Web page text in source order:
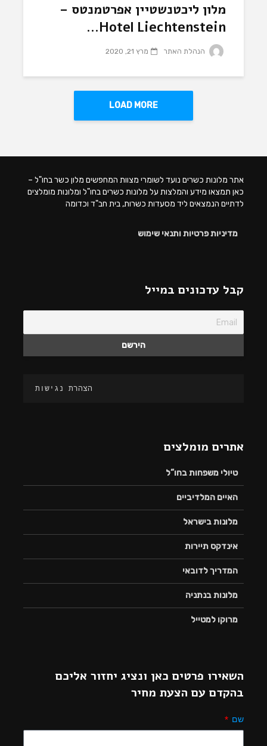
מלון ליכטנשטיין אפרטמנטס –
Hotel Liechtenstein...
הנהלת האתר מרץ 21, 2020
LOAD MORE
אתר מלונות כשרים נועד לשומרי מצוות המחפשים מלון כשר בחו"ל –
כאן תמצאו מידע והמלצות על מלונות כשרים בחו"ל ומלונות מומלצים
לדתיים הנמצאים ליד מסעדות כשרות, בית חב"ד וכדומה
מדיניות פרטיות ותנאי שימוש
קבל עדכונים במייל
הצהרת נגישות
אתרים מומלצים
טיולי משפחות בחו”ל
האיים המלדיביים
מלונות בישראל
אינדקס תיירות
המדריך לדובאי
מלונות בנתניה
מרוקו למטייל
השאירו פרטים כאן ונציג יחזור אליכם
בהקדם עם הצעת מחיר
שם